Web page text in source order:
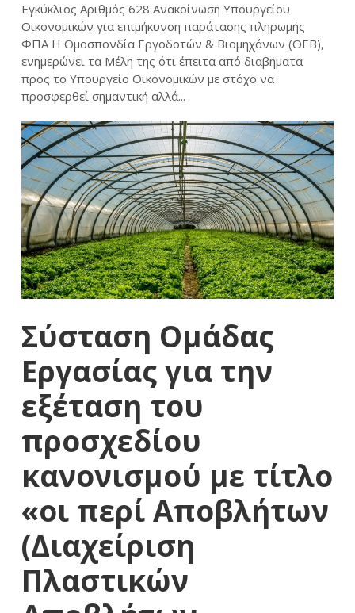
Εγκύκλιος Αριθμός 628 Ανακοίνωση Υπουργείου
Οικονομικών για επιμήκυνση παράτασης πληρωμής
ΦΠΑ Η Ομοσπονδία Εργοδοτών & Βιομηχάνων (ΟΕΒ),
ενημερώνει τα Μέλη της ότι έπειτα από διαβήματα
προς το Υπουργείο Οικονομικών με στόχο να
προσφερθεί σημαντική αλλά...
Σύσταση Ομάδας
Εργασίας για την
εξέταση του
προσχεδίου
κανονισμού με τίτλο
«οι περί Αποβλήτων
(Διαχείριση
Πλαστικών